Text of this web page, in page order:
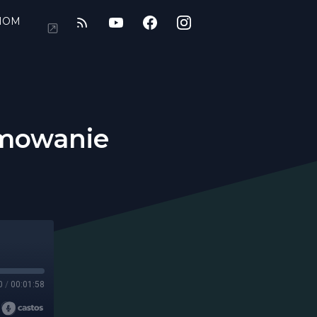
/ 00:01:58